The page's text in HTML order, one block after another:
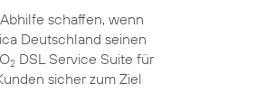
schaffen, wenn
Deutschland seinen
2 DSL Service Suite für
sicher zum Ziel